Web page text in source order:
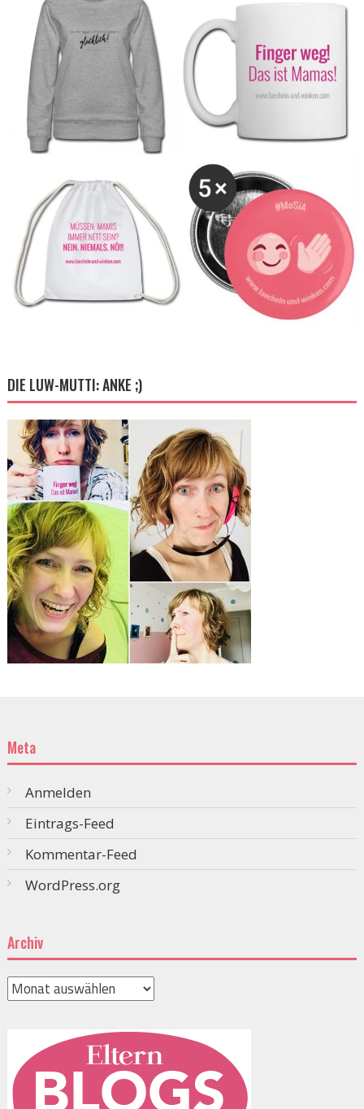
DIE LUW-MUTTI: ANKE ;)
Meta
Anmelden
Eintrags-Feed
Kommentar-Feed
WordPress.org
Archiv
Archiv